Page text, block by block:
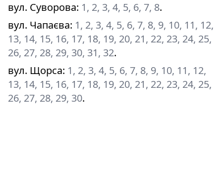
вул. Суворова: 1, 2, 3, 4, 5, 6, 7, 8.
вул. Чапаєва: 1, 2, 3, 4, 5, 6, 7, 8, 9, 10, 11, 12,
13, 14, 15, 16, 17, 18, 19, 20, 21, 22, 23, 24, 25,
26, 27, 28, 29, 30, 31, 32.
вул. Щорса: 1, 2, 3, 4, 5, 6, 7, 8, 9, 10, 11, 12,
13, 14, 15, 16, 17, 18, 19, 20, 21, 22, 23, 24, 25,
26, 27, 28, 29, 30.